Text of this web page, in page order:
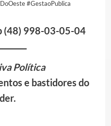
#GestaoPublica
(48) 998-03-05-04
Política
e bastidores do